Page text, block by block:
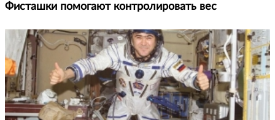
Фисташки помогают контролировать вес